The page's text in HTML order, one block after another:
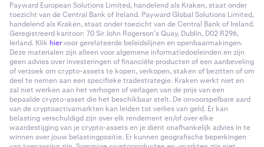
Payward European Solutions Limited, handelend als Kraken, staat onder
toezicht van de Central Bank of Ireland. Payward Global Solutions Limited,
handelend als Kraken, staat onder toezicht van de Central Bank of Ireland.
Geregistreerd kantoor: 70 Sir John Rogerson’s Quay, Dublin, D02 R296,
Ierland. Klik hiervoor gerelateerde beleidslijnen en openbaarmakingen.
Deze materialen zijn alleen voor algemene informatiedoeleinden en zijn
geen advies over investeringen of financiële producten of een aanbeveling
of verzoek om crypto-assets te kopen, verkopen, staken of bezitten of om
deel te nemen aan een specifieke tradestrategie. Kraken werkt niet en
zal niet werken aan het verhogen of verlagen van de prijs van een
bepaalde crypto-asset die het beschikbaar stelt. De onvoorspelbare aard
van de cryptoactivamarkten kan leiden tot verlies van geld. Er kan
belasting verschuldigd zijn over elk rendement en/of over elke
waardestijging van je crypto-assets en je dient onafhankelijk advies in te
winnen over jouw belastingpositie. Er kunnen geografische beperkingen